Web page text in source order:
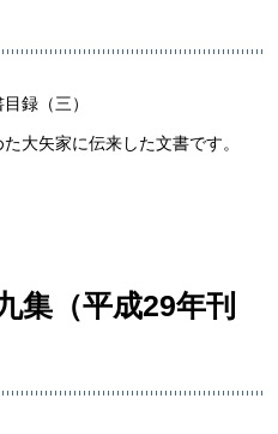
録（三）
大矢家に伝来した文書です。
集（平成29年刊